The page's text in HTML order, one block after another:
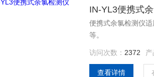
IN-YL3便携式
便携式余氯检测仪
等。
访问次数： 2372 产
查看详情